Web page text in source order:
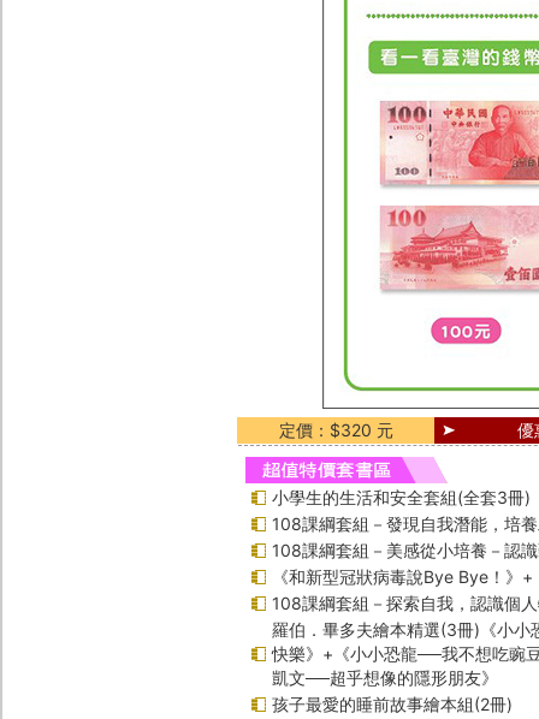
定價：$320 元 優
小學生的生活和安全套組(全套3冊)
108課綱套組－發現自我潛能，培
108課綱套組－美感從小培養－認
《和新型冠狀病毒說Bye Bye！》
108課綱套組－探索自我，認識個
羅伯．畢多夫繪本精選(3冊)《小
快樂》+《小小恐龍──我不想吃豌
凱文──超乎想像的隱形朋友》
孩子最愛的睡前故事繪本組(2冊)